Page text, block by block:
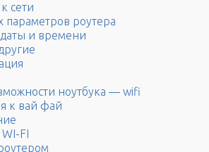
сети
роутера
и времени
ноутбука — wifi
к вай фай
FI